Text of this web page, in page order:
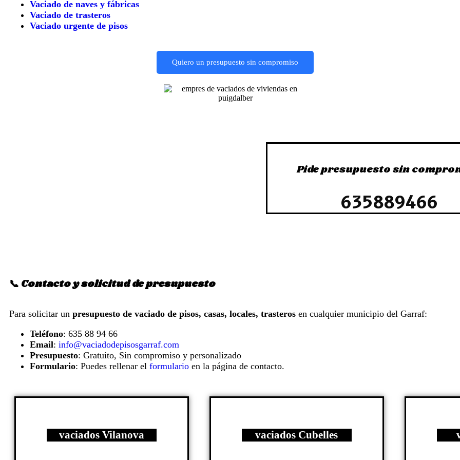
Vaciado de naves y fábricas
Vaciado de trasteros
Vaciado urgente de pisos
Quiero un presupuesto sin compromiso
Pide presupuesto sin
635889466
📞 Contacto y solicitud de presupuesto
Para solicitar un presupuesto de vaciado de pisos, casas, locales, trasteros en cualquier municipio del Garraf:
Teléfono: 635 88 94 66
Email: info@vaciadodepisosgarraf.com
Presupuesto: Gratuito, Sin compromiso y personalizado
Formulario: Puedes rellenar el formulario en la página de contacto.
vaciados Vilanova vaciados Cubelles